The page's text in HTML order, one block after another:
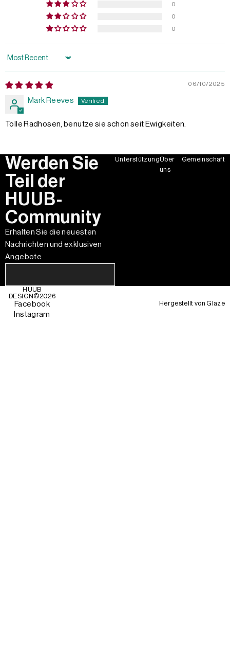
0
0
0
Sort by
06/10/2025
Mark Reeves
Tolle Radhosen, benutze sie schon seit Ewigkeiten.
Werden Sie
Teil der
HUUB-
Community
Erhalten Sie die neuesten
Nachrichten und exklusiven
Angebote
UnterstützungÜber
uns
Gemeinschaft
HUUB
DESIGN©2026
Facebook
Instagram
Hergestellt vonGlaze